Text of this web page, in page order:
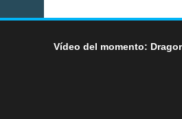
Vídeo del momento: